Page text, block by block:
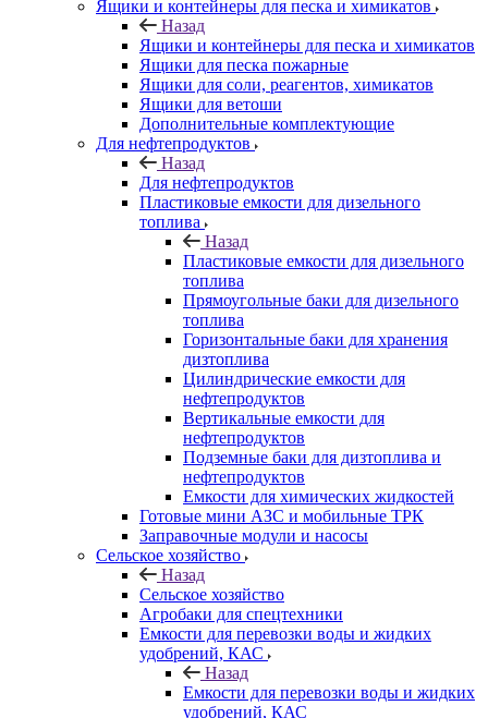
Ящики и контейнеры для песка и химикатов
Назад
Ящики и контейнеры для песка и химикатов
Ящики для песка пожарные
Ящики для соли, реагентов, химикатов
Ящики для ветоши
Дополнительные комплектующие
Для нефтепродуктов
Назад
Для нефтепродуктов
Пластиковые емкости для дизельного
топлива
Назад
Пластиковые емкости для дизельного
топлива
Прямоугольные баки для дизельного
топлива
Горизонтальные баки для хранения
дизтоплива
Цилиндрические емкости для
нефтепродуктов
Вертикальные емкости для
нефтепродуктов
Подземные баки для дизтоплива и
нефтепродуктов
Емкости для химических жидкостей
Готовые мини АЗС и мобильные ТРК
Заправочные модули и насосы
Сельское хозяйство
Назад
Сельское хозяйство
Агробаки для спецтехники
Емкости для перевозки воды и жидких
удобрений, КАС
Назад
Емкости для перевозки воды и жидких
удобрений, КАС